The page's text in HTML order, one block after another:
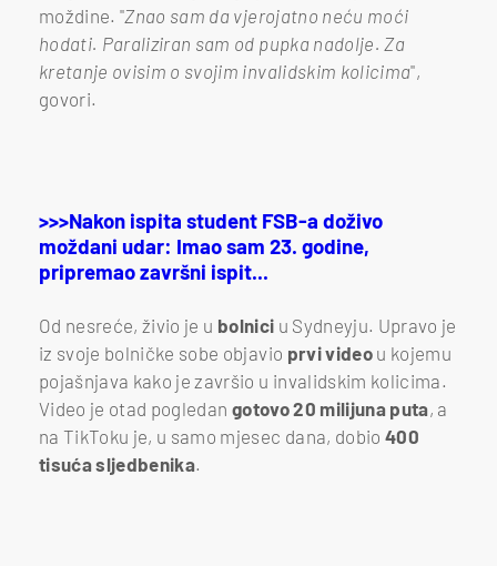
moždine. "Znao sam da vjerojatno neću moći
hodati. Paraliziran sam od pupka nadolje. Za
kretanje ovisim o svojim invalidskim kolicima",
govori.
>>>Nakon ispita student FSB-a doživo
moždani udar: Imao sam 23. godine,
pripremao završni ispit...
Od nesreće, živio je u bolnici u Sydneyju. Upravo je
iz svoje bolničke sobe objavio prvi video u kojemu
pojašnjava kako je završio u invalidskim kolicima.
Video je otad pogledan gotovo 20 milijuna puta, a
na TikToku je, u samo mjesec dana, dobio 400
tisuća sljedbenika.